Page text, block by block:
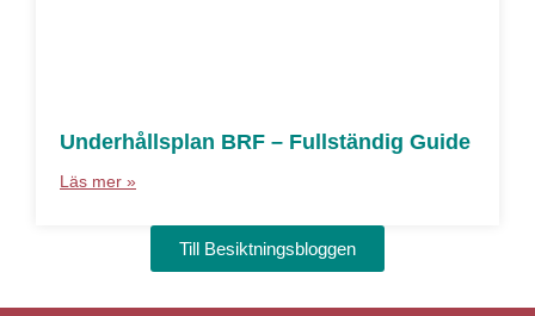
Underhållsplan BRF – Fullständig Guide
Läs mer »
Till Besiktningsbloggen